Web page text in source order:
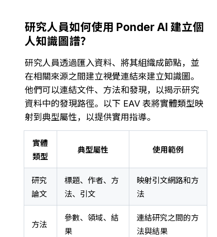
研究人員如何使用 Ponder AI 建立個
人知識圖譜？
研究人員透過匯入資料、將其組織成節點，並
在相關來源之間建立視覺連結來建立知識圖。
他們可以連結文件、方法和發現，以揭示研究
資料中的發現路徑。以下 EAV 表將實體類型映
射到典型屬性，以提供實用指導。
實體
類型
典型屬性 使用範例
研究
論文
標題、作者、方
法、引文
映射引文網路和方
法
方法
參數、領域、結
果
連結研究之間的方
法與結果